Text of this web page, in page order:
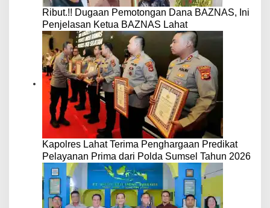
Ribut.!! Dugaan Pemotongan Dana BAZNAS, Ini
Penjelasan Ketua BAZNAS Lahat
Kapolres Lahat Terima Penghargaan Predikat
Pelayanan Prima dari Polda Sumsel Tahun 2026